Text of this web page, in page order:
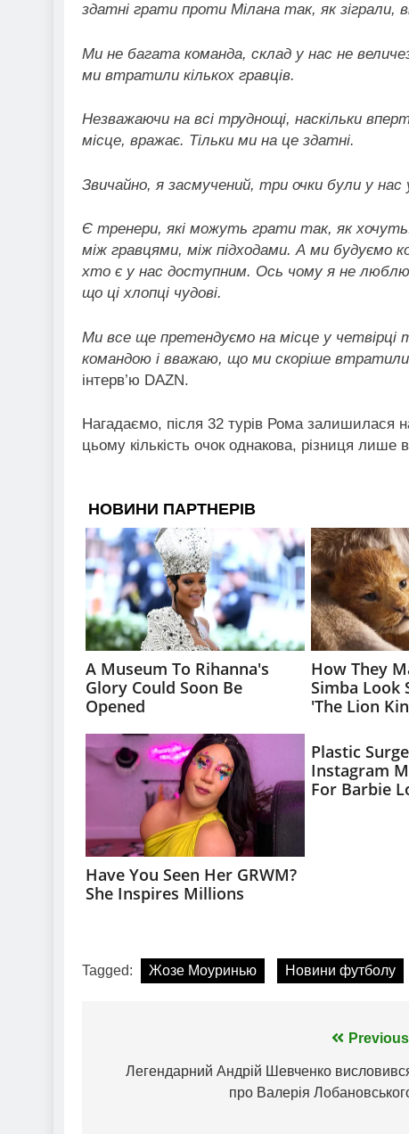
здатні грати проти Мілана так, як зіграли,
Ми не багата команда, склад у нас не
ми втратили кількох гравців.
Незважаючи на всі труднощі, наскільки
місце, вражає. Тільки ми на це здатні.
Звичайно, я засмучений, три очки були у
Є тренери, які можуть грати так, як
між гравцями, між підходами. А ми будуємо
хто є у нас доступним. Ось чому я не
що ці хлопці чудові.
Ми все ще претендуємо на місце у
командою і вважаю, що ми скоріше втратили
інтерв’ю DAZN.
Нагадаємо, після 32 турів Рома залишилася
цьому кількість очок однакова, різниця лише
Tagged: Жозе Моуринью Новини футболу
записів
Легендарний Андрій Шевченко
про Валерія